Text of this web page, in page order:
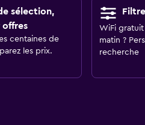
sélection,
offres
centaines de
les prix.
WiFi
matin ?
recherche